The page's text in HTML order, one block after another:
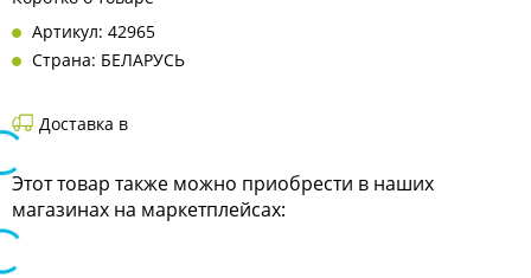
Артикул: 42965
Страна: БЕЛАРУСЬ
Доставка в
Этот товар также можно приобрести в наших
магазинах на маркетплейсах: